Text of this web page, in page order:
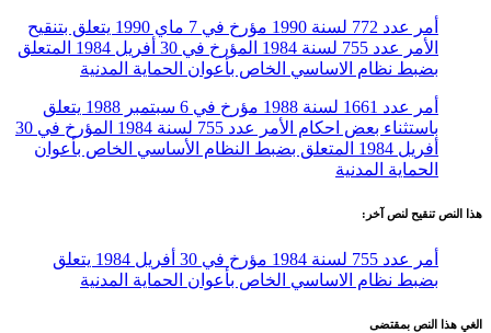
أمر عدد 772 لسنة 1990 مؤرخ في 7 ماي 1990 يتعلق بتنقيح
الأمر عدد 755 لسنة 1984 المؤرخ في 30 أفريل 1984 المتعلق
بضبط نظام الاساسي الخاص بأعوان الحماية المدنية
أمر عدد 1661 لسنة 1988 مؤرخ في 6 سبتمبر 1988 يتعلق
باستثناء بعض احكام الأمر عدد 755 لسنة 1984 المؤرخ في 30
أفريل 1984 المتعلق بضبط النظام الأساسي الخاص بأعوان
الحماية المدنية
هذا النص تنقيح لنص آخر:
أمر عدد 755 لسنة 1984 مؤرخ في 30 أفريل 1984 يتعلق
بضبط نظام الاساسي الخاص بأعوان الحماية المدنية
الغي هذا النص بمقتضى